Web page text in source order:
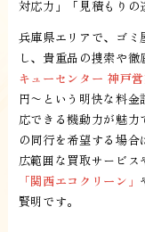
対応力」「見積もりの
兵庫県エリアで、ゴ
し、貴重品の捜索や
キューセンター 神戸営
円〜という明快な料
応できる機動力が魅
の同行を希望する場合
広範囲な買取サービス
「関西エコクリーン」
賢明です。